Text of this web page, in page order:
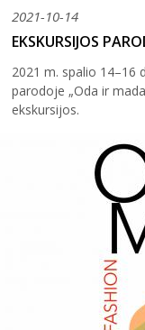
2019
2018
2021-10-14
EKSKURSIJOS
2021 m. spalio 14–16
parodoje „Oda ir
ekskursijos.